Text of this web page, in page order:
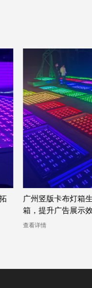
广州竖版卡布灯箱生
箱，提升广告展示效
查看详情